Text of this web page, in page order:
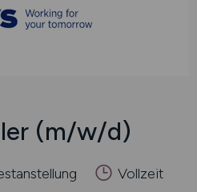
(m/w/d)
Vollzeit